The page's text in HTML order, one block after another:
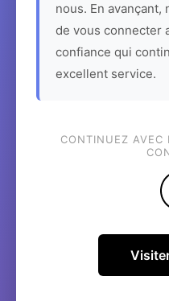
nous. En
de vous connecter
confiance qui
excellent service.
CONTINUEZ AVEC